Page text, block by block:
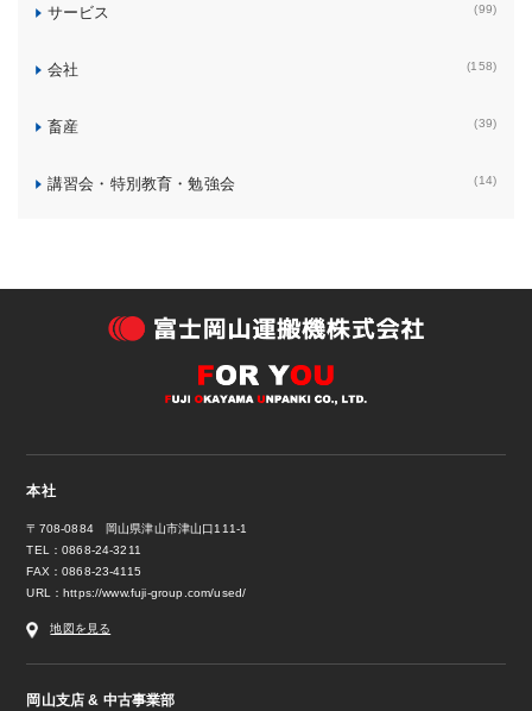
サービス (99)
会社 (158)
畜産 (39)
講習会・特別教育・勉強会 (14)
本社
〒708-0884 岡山県津山市津山口111-1
TEL：0868-24-3211
FAX：0868-23-4115
URL：https://www.fuji-group.com/used/
地図を見る
岡山支店 & 中古事業部